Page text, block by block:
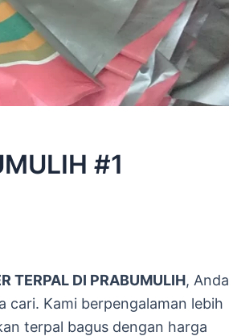
#1
TERPAL DI PRABUMULIH, Anda
cari. Kami berpengalaman lebih
terpal bagus dengan harga